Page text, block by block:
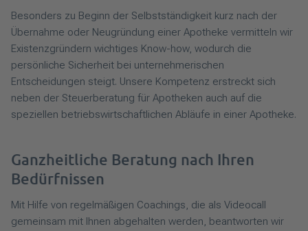
Besonders zu Beginn der Selbstständigkeit kurz nach der
Übernahme oder Neugründung einer Apotheke vermitteln wir
Existenzgründern wichtiges Know-how, wodurch die
persönliche Sicherheit bei unternehmerischen
Entscheidungen steigt. Unsere Kompetenz erstreckt sich
neben der Steuerberatung für Apotheken auch auf die
speziellen betriebswirtschaftlichen Abläufe in einer Apotheke.
Ganzheitliche Beratung nach Ihren
Bedürfnissen
Mit Hilfe von regelmäßigen Coachings, die als Videocall
gemeinsam mit Ihnen abgehalten werden, beantworten wir